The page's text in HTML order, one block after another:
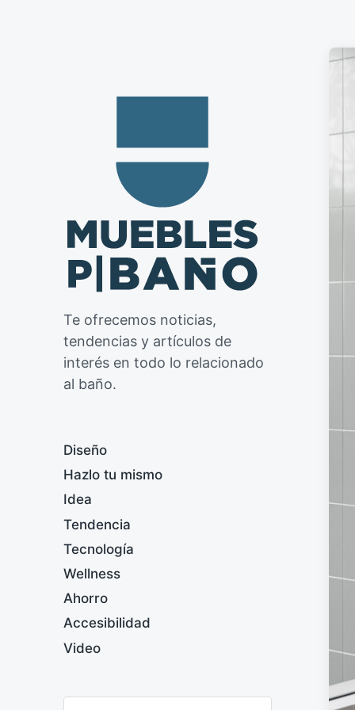
Te ofrecemos noticias,
tendencias y artículos de
interés en todo lo relacionado
al baño.
Diseño
Hazlo tu mismo
Idea
Tendencia
Tecnología
Wellness
Ahorro
Accesibilidad
Video